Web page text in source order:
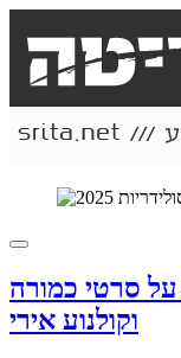
סרטי כמורה
וקולנוע אירי